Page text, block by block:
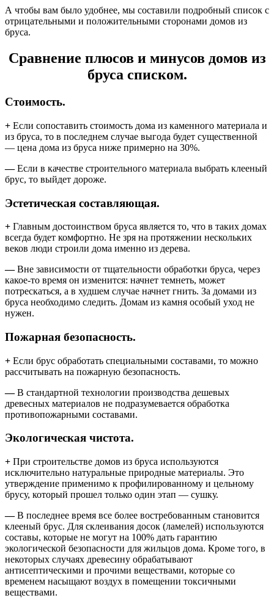
А чтобы вам было удобнее, мы составили подробный список с
отрицательными и положительными сторонами домов из
бруса.
Сравнение плюсов и минусов домов из
бруса списком.
Стоимость.
+ Если сопоставить стоимость дома из каменного материала и
из бруса, то в последнем случае выгода будет существенной
— цена дома из бруса ниже примерно на 30%.
—Если в качестве строительного материала выбрать клееный
брус, то выйдет дороже.
Эстетическая составляющая.
+ Главным достоинством бруса является то, что в таких домах
всегда будет комфортно. Не зря на протяжении нескольких
веков люди строили дома именно из дерева.
—Вне зависимости от тщательности обработки бруса, через
какое-то время он изменится: начнет темнеть, может
потрескаться, а в худшем случае начнет гнить. За домами из
бруса необходимо следить. Домам из камня особый уход не
нужен.
Пожарная безопасность.
+ Если брус обработать специальными составами, то можно
рассчитывать на пожарную безопасность.
—В стандартной технологии производства дешевых
древесных материалов не подразумевается обработка
противопожарными составами.
Экологическая чистота.
+ При строительстве домов из бруса используются
исключительно натуральные природные материалы. Это
утверждение применимо к профилированному и цельному
брусу, который прошел только один этап — сушку.
—В последнее время все более востребованным становится
клееный брус. Для склеивания досок (ламелей) используются
составы, которые не могут на 100% дать гарантию
экологической безопасности для жильцов дома. Кроме того, в
некоторых случаях древесину обрабатывают
антисептическими и прочими веществами, которые со
временем насыщают воздух в помещении токсичными
веществами.